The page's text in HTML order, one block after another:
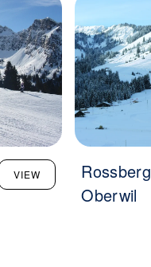
VIEW
Rossberg
Oberwil